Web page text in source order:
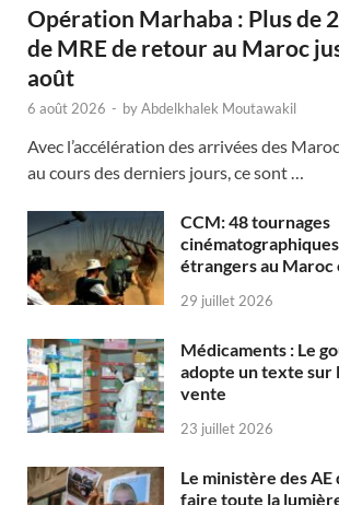
Opération Marhaba : Plus de
de MRE de retour au Maroc
août
6 août 2026 - byAbdelkhalek Moutawakil
Avec l’accélération des arrivées des
au cours des derniers jours, ce sont …
CCM: 48 tournages
étrangers au Maroc
29 juillet 2026
Médicaments : Le
adopte un texte sur
vente
23 juillet 2026
Le ministère des AE
faire toute la